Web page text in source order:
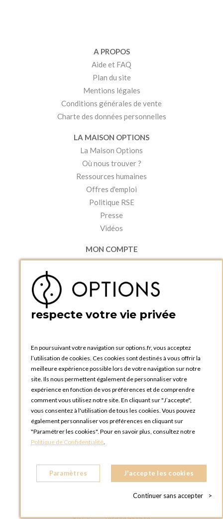
A PROPOS
Aide et FAQ
Plan du site
Mentions légales
Conditions générales de vente
Charte des données personnelles
LA MAISON OPTIONS
La Maison Options
Où nous trouver ?
Ressources humaines
Offres d'emploi
Politique RSE
Presse
Vidéos
MON COMPTE
Accéder à mon compte
Créer un compte
PRATIQUE
Catalogues et bons de commande
Tutoriels
OPTIONS LUXEMBOURG
13 rue Paul Rischard
5324 Contern
LUXEMBOURG
BOUTIQUE OPTIONS LUXEMBOURG
L - 1842 HOWALD LUXEMBOURG
respecte votre vie privée
En poursuivant votre navigation sur options.fr, vous acceptez
l’utilisation de cookies. Ces cookies sont destinés à vous offrir la
meilleure expérience possible lors de votre navigation sur notre
site. Ils nous permettent également de personnaliser votre
expérience en fonction de vos préférences et de comprendre
comment vous utilisez notre site. En cliquant sur "J’accepte",
vous consentez à l'utilisation de tous les cookies. Vous pouvez
également personnaliser vos préférences en cliquant sur
"Paramétrer les cookies". Pour en savoir plus, consultez notre
Politique de Confidentialité.
Paramètres J'accepte les cookies
Continuer sans accepter >